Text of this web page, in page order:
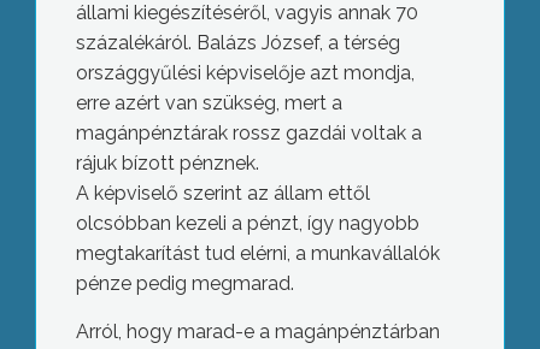
állami kiegészítéséről, vagyis annak 70
százalékáról. Balázs József, a térség
országgyűlési képviselője azt mondja,
erre azért van szükség, mert a
magánpénztárak rossz gazdái voltak a
rájuk bízott pénznek.
A képviselő szerint az állam ettől
olcsóbban kezeli a pénzt, így nagyobb
megtakarítást tud elérni, a munkavállalók
pénze pedig megmarad.
Arról, hogy marad-e a magánpénztárban